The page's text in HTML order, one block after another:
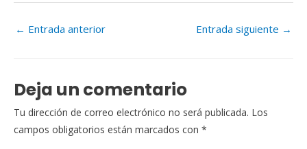
← Entrada anterior Entrada siguiente →
Deja un comentario
Tu dirección de correo electrónico no será publicada. Los
campos obligatorios están marcados con *